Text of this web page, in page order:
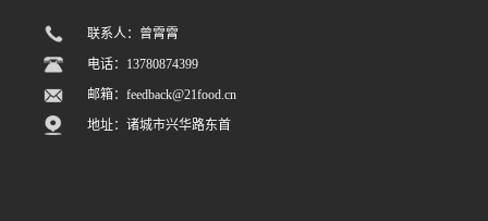
联系人：曾霄霄
电话：13780874399
邮箱：feedback@21food.cn
地址：诸城市兴华路东首